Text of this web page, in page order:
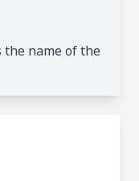
name of the